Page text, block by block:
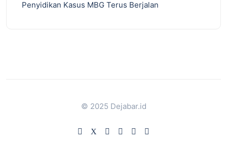
Penyidikan Kasus MBG Terus Berjalan
© 2025 Dejabar.id